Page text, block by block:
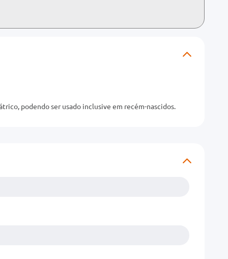
podendo ser usado inclusive em recém-nascidos.